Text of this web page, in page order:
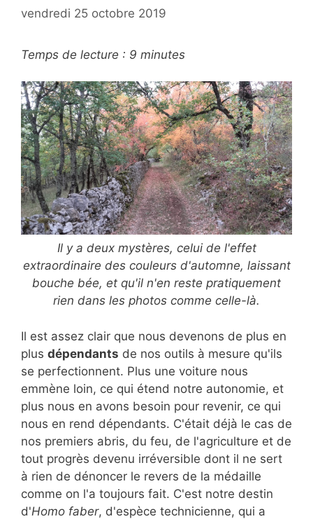
vendredi 25 octobre 2019
Temps de lecture : 9 minutes
Il y a deux mystères, celui de l'effet
extraordinaire des couleurs d'automne, laissant
bouche bée, et qu'il n'en reste pratiquement
rien dans les photos comme celle-là.
Il est assez clair que nous devenons de plus en
plus dépendants de nos outils à mesure qu'ils
se perfectionnent. Plus une voiture nous
emmène loin, ce qui étend notre autonomie, et
plus nous en avons besoin pour revenir, ce qui
nous en rend dépendants. C'était déjà le cas de
nos premiers abris, du feu, de l'agriculture et de
tout progrès devenu irréversible dont il ne sert
à rien de dénoncer le revers de la médaille
comme on l'a toujours fait. C'est notre destin
d'Homo faber, d'espèce technicienne, qui a